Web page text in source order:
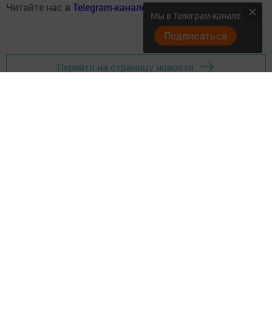
Читайте нас в Telegram-канале
Перейти на страницу новости
Мы в Телеграм-канале
Подписаться